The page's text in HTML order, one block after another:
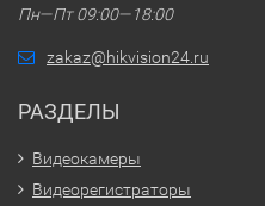
Пн—Пт 09:00—18:00
zakaz@hikvision24.ru
РАЗДЕЛЫ
Видеокамеры
Видеорегистраторы